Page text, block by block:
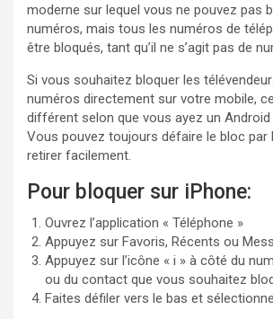
moderne sur lequel vous ne pouvez pas
numéros, mais tous les numéros de
être bloqués, tant qu’il ne s’agit pas de
Si vous souhaitez bloquer les
numéros directement sur votre mobile,
différent selon que vous ayez un Android
Vous pouvez toujours défaire le bloc par
retirer facilement.
Pour bloquer sur iPhone:
Ouvrez l’application « Téléphone »
Appuyez sur Favoris, Récents ou
Appuyez sur l’icône « i » à côté du
ou du contact que vous souhaitez
Faites défiler vers le bas et